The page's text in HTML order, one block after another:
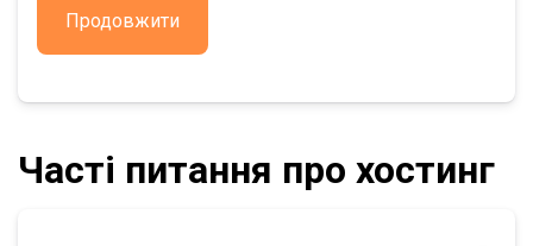
Продовжити
Часті питання про хостинг